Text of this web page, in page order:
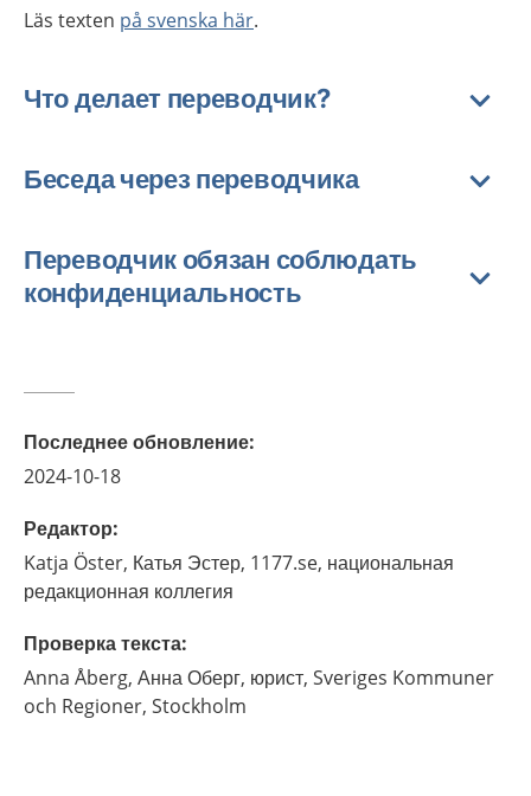
Läs texten på svenska här.
Что делает переводчик?
Беседа через переводчика
Переводчик обязан соблюдать
конфиденциальность
Последнее обновление:
2024-10-18
Редактор:
Katja Öster, Катья Эстер, 1177.se, национальная
редакционная коллегия
Проверка текста:
Anna Åberg, Анна Оберг, юрист, Sveriges Kommuner
och Regioner, Stockholm